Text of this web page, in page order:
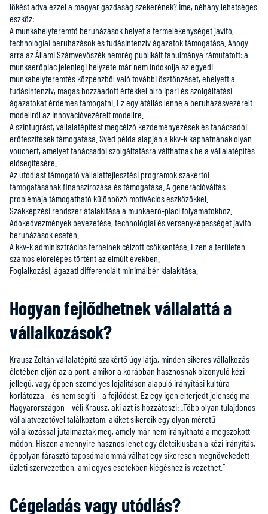
lökést adva ezzel a magyar gazdaság szekerének? Íme, néhány lehetséges
eszköz:
A munkahelyteremtő beruházások helyet a termelékenységet javító,
technológiai beruházások és tudásintenzív ágazatok támogatása. Ahogy
arra az Állami Számvevőszék nemrég publikált tanulmánya rámutatott: a
munkaerőpiac jelenlegi helyzete már nem indokolja az egyedi
munkahelyteremtés közpénzből való további ösztönzését, ehelyett a
tudásintenzív, magas hozzáadott értékkel bíró ipari és szolgáltatási
ágazatokat érdemes támogatni. Ez egy átállás lenne a beruházásvezérelt
modellről az innovációvezérelt modellre.
A szintugrást, vállalatépítést megcélzó kezdeményezések és tanácsadói
erőfeszítések támogatása. Svéd példa alapján a kkv-k kaphatnának olyan
vouchert, amelyet tanácsadói szolgáltatásra válthatnak be a vállalatépítés
elősegítésére.
Az utódlást támogató vállalatfejlesztési programok szakértői
támogatásának finanszírozása és támogatása. A generációváltás
problémája támogatható különböző motivációs eszközökkel.
Szakképzési rendszer átalakítása a munkaerő-piaci folyamatokhoz.
Adókedvezmények bevezetése, technológiai és versenyképességet javító
beruházások esetén.
A kkv-k adminisztrációs terheinek célzott csökkentése. Ezen a területen
számos előrelépés történt az elmúlt években.
Foglalkozási, ágazati differenciált minimálbér kialakítása.
Hogyan fejlődhetnek vállalattá a
vállalkozások?
Krausz Zoltán vállalatépítő szakértő úgy látja, minden sikeres vállalkozás
életében eljön az a pont, amikor a korábban hasznosnak bizonyuló kézi
jellegű, vagy éppen személyes lojalitáson alapuló irányítási kultúra
korlátozza – és nem segíti – a fejlődést. Ez egy igen elterjedt jelenség ma
Magyarországon – véli Krausz, aki azt is hozzáteszi: „Több olyan tulajdonos-
vállalatvezetővel találkoztam, akiket sikereik egy olyan méretű
vállalkozással jutalmaztak meg, amely már nem irányítható a megszokott
módon. Hiszen amennyire hasznos lehet egy életciklusban a kézi irányítás,
éppolyan fárasztó taposómalommá válhat egy sikeresen megnövekedett
üzleti szervezetben, ami egyes esetekben kiégéshez is vezethet.”
Cégeladás vagy utódlás?